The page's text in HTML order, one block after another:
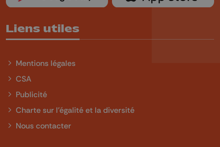
Liens utiles
Mentions légales
CSA
Publicité
Charte sur l'égalité et la diversité
Nous contacter